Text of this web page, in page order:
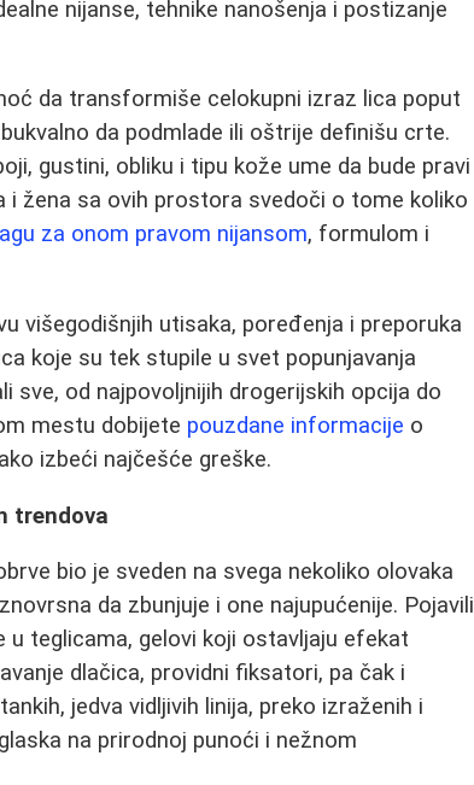
nijanse, tehnike nanošenja i postizanje
da transformiše celokupni izraz lica poput
da podmlade ili oštrije definišu crte.
gustini, obliku i tipu kože ume da bude pravi
i žena sa ovih prostora svedoči o tome koliko
za onom pravom nijansom, formulom i
višegodišnjih utisaka, poređenja i preporuka
koje su tek stupile u svet popunjavanja
sve, od najpovoljnijih drogerijskih opcija do
mestu dobijete pouzdane informacije o
izbeći najčešće greške.
trendova
bio je sveden na svega nekoliko olovaka
da zbunjuje i one najupućenije. Pojavili
teglicama, gelovi koji ostavljaju efekat
dlačica, providni fiksatori, pa čak i
jedva vidljivih linija, preko izraženih i
na prirodnoj punoći i nežnom